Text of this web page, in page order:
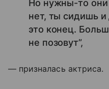
Но нужны-то они
нет, ты сидишь
это конец.
не позовут”,
— призналась актриса.